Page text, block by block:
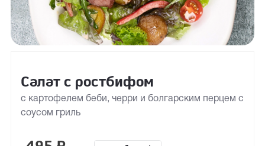
Салат с ростбифом
с картофелем беби, черри и болгарским перцем с
соусом гриль